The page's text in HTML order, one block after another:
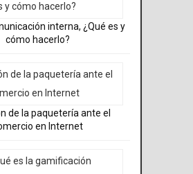
interna, ¿Qué es y
cómo hacerlo?
de la paquetería ante el
en Internet